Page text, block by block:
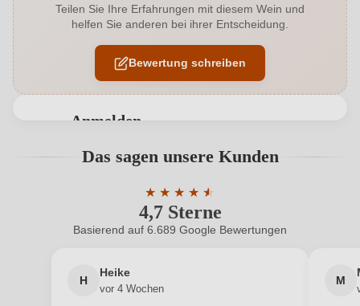
Allergene Enthält Sulfite
Cuvée-Rebsorten Cuvée (Weiß), Cuvée (Rot), Cuvée (Rot)
Hersteller adresse Champagne Deutz, Ay Champagne, France
Teilen Sie Ihre Erfahrungen mit diesem Wein und
helfen Sie anderen bei ihrer Entscheidung.
Bewertung schreiben
Anmelden
Benutzern abgegeben werden. Bitte loggen Sie sich
Neuer Kunde? Neuer Kunde?
Ihre E-Mail-Adresse
Das sagen unsere Kunden
4,7 Sterne
★ ★ ★ ★ ★
★
Durchschnittliche Bewertung von 4.7
Basierend auf 6.689 Google Bewertungen
H
Heike
vor 4 Wochen
M